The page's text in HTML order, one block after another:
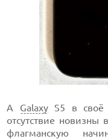
А GalaxyS5 в своё
отсутствие новизны
флагманскую